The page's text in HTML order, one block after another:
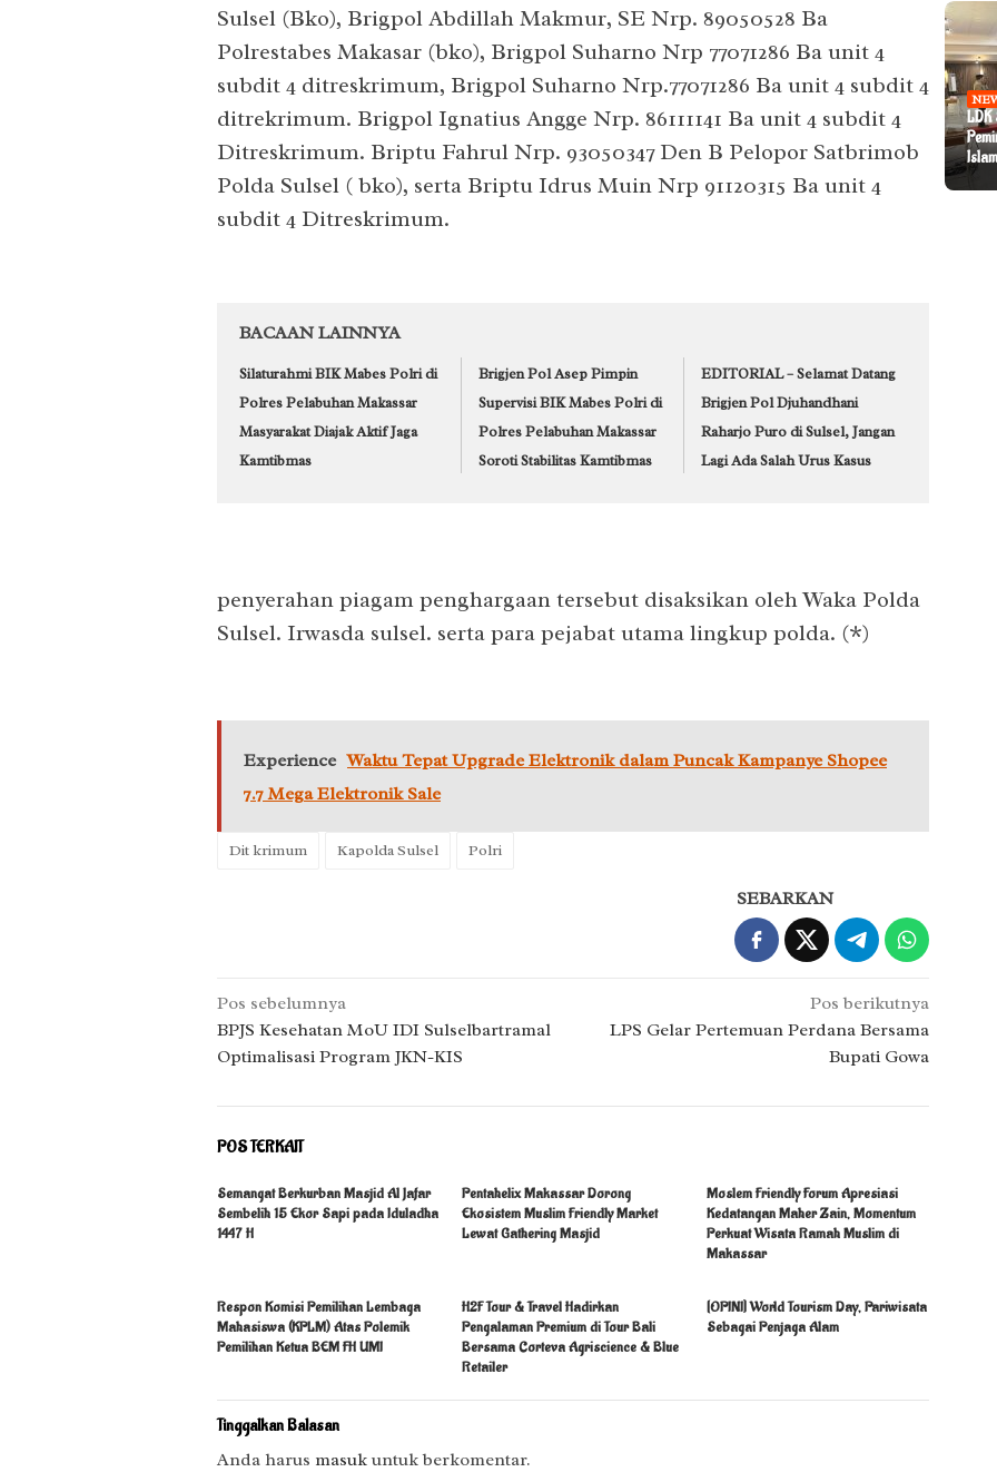
Sulsel (Bko), Brigpol Abdillah Makmur, SE Nrp. 89050528 Ba
Polrestabes Makasar (bko), Brigpol Suharno Nrp 77071286 Ba unit 4
subdit 4 ditreskrimum, Brigpol Suharno Nrp.77071286 Ba unit 4 subdit 4
ditrekrimum. Brigpol Ignatius Angge Nrp. 86111141 Ba unit 4 subdit 4
Ditreskrimum. Briptu Fahrul Nrp. 93050347 Den B Pelopor Satbrimob
Polda Sulsel ( bko), serta Briptu Idrus Muin Nrp 91120315 Ba unit 4
subdit 4 Ditreskrimum.
BACAAN LAINNYA
Silaturahmi BIK Mabes Polri di
Polres Pelabuhan Makassar
Masyarakat Diajak Aktif Jaga
Kamtibmas
Brigjen Pol Asep Pimpin
Supervisi BIK Mabes Polri di
Polres Pelabuhan Makassar
Soroti Stabilitas Kamtibmas
EDITORIAL – Selamat Datang
Brigjen Pol Djuhandhani
Raharjo Puro di Sulsel, Jangan
Lagi Ada Salah Urus Kasus
penyerahan piagam penghargaan tersebut disaksikan oleh Waka Polda
Sulsel. Irwasda sulsel. serta para pejabat utama lingkup polda. (*)
Experience Waktu Tepat Upgrade Elektronik dalam Puncak Kampanye Shopee
7.7 Mega Elektronik Sale
Dit krimum Kapolda Sulsel Polri
SEBARKAN
Navigasi
pos
Pos sebelumnya
BPJS Kesehatan MoU IDI Sulselbartramal
Optimalisasi Program JKN-KIS
Pos berikutnya
LPS Gelar Pertemuan Perdana Bersama
Bupati Gowa
POS TERKAIT
Semangat Berkurban Masjid Al Jafar
Sembelih 15 Ekor Sapi pada Iduladha
1447 H
Pentahelix Makassar Dorong
Ekosistem Muslim Friendly Market
Lewat Gathering Masjid
Moslem Friendly Forum Apresiasi
Kedatangan Maher Zain, Momentum
Perkuat Wisata Ramah Muslim di
Makassar
Respon Komisi Pemilihan Lembaga
Mahasiswa (KPLM) Atas Polemik
Pemilihan Ketua BEM FH UMI
H2F Tour & Travel Hadirkan
Pengalaman Premium di Tour Bali
Bersama Corteva Agriscience & Blue
Retailer
[OPINI] World Tourism Day, Pariwisata
Sebagai Penjaga Alam
Tinggalkan Balasan
Anda harus masuk untuk berkomentar.